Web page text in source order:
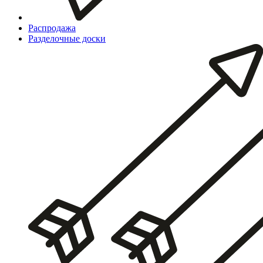
Распродажа
Разделочные доски